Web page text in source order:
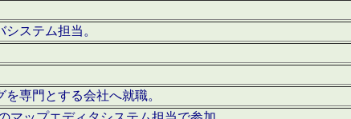
ステム担当。
専門とする会社へ就職。